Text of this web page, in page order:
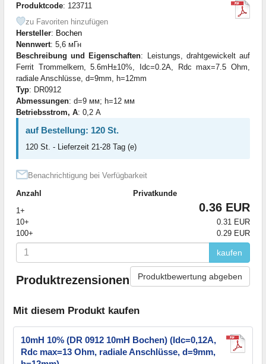
Produktcode: 123711
zu Favoriten hinzufügen
Hersteller: Bochen
Nennwert: 5,6 мГн
Beschreibung und Eigenschaften: Leistungs, drahtgewickelt auf
Ferrit Trommelkern, 5.6mH±10%, Idc=0.2A, Rdc max=7.5 Ohm,
radiale Anschlüsse, d=9mm, h=12mm
Typ: DR0912
Abmessungen: d=9 мм; h=12 мм
Betriebsstrom, A: 0,2 А
auf Bestellung: 120 St.
120 St. - Lieferzeit 21-28 Tag (e)
Benachrichtigung bei Verfügbarkeit
Anzahl
Privatkunde
1+
0.36 EUR
10+
0.31 EUR
100+
0.29 EUR
kaufen
Produktrezensionen Produktbewertung abgeben
Mit diesem Produkt kaufen
10mH 10% (DR 0912 10mH Bochen) (Idc=0,12А,
Rdc max=13 Ohm, radiale Anschlüsse, d=9mm,